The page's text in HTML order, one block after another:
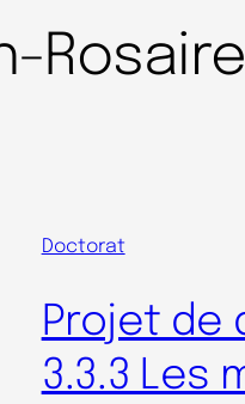
Doctorat
Projet de
3.3.3 Les